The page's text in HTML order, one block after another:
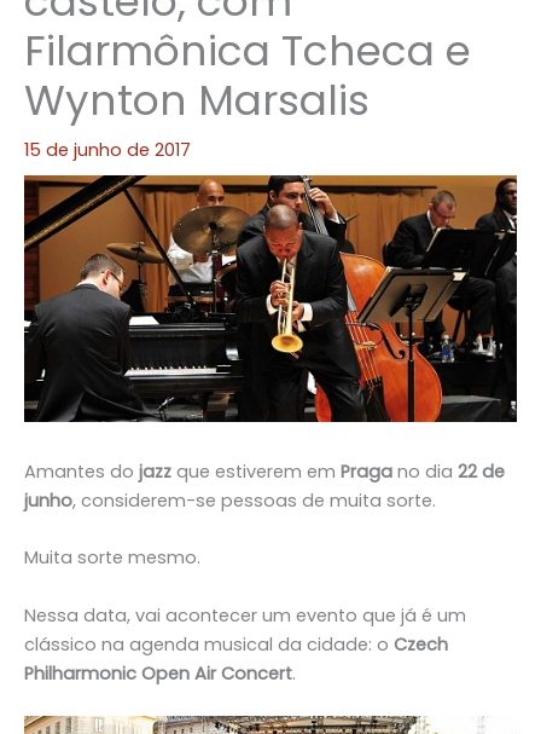
Filarmônica Tcheca e
Wynton Marsalis
15 de junho de 2017
Amantes do jazz que estiverem em Praga no dia 22 de
junho, considerem-se pessoas de muita sorte.
Muita sorte mesmo.
Nessa data, vai acontecer um evento que já é um
clássico na agenda musical da cidade: o Czech
Philharmonic Open Air Concert.